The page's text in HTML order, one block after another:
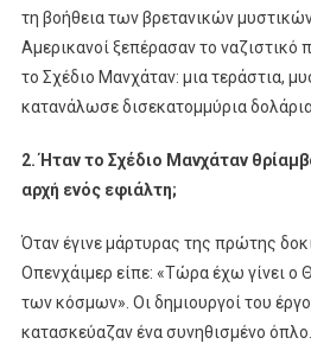
τη βοήθεια των βρετανικών
Αμερικανοί ξεπέρασαν το ναζιστικό
το Σχέδιο Μανχάταν: μια τεράστια,
κατανάλωσε δισεκατομμύρια
2. Ήταν το Σχέδιο Μανχάταν
αρχή ενός εφιάλτη;
Όταν έγινε μάρτυρας της πρώτης
Οπενχάιμερ είπε: «Τώρα έχω γίνει ο
των κόσμων». Οι δημιουργοί του
κατασκεύαζαν ένα συνηθισμένο